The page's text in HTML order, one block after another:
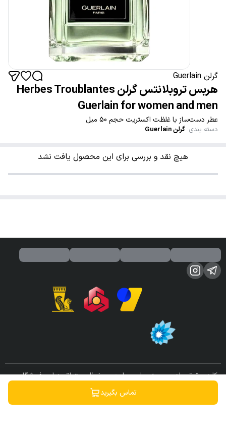
گرلن Guerlain
هربس تروبلانتس گرلن Herbes Troublantes
Guerlain for women and men
عطر دست‌ساز با غلظت اکستریت حجم 50 میل
دسته بندی: گرلن Guerlain
تماس بگیرید
هیچ نقد و بررسی برای این محصول یافت نشد
کلیه حقوق مادی و معنوی این سایت محفوظ و متعلق به این فروشگاه می